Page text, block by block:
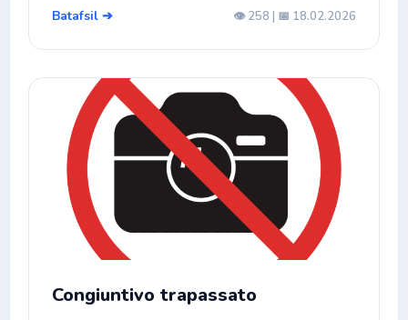
Batafsil ➔ 👁️ 258 | 📅 18.02.2026
Congiuntivo trapassato